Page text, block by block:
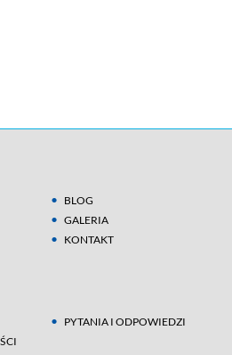
BLOG
GALERIA
KONTAKT
PYTANIA I ODPOWIEDZI